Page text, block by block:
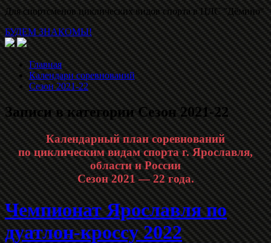
Для спортсменов циклических видов спорта в ЦЛС "Дёмино"
БУДЕМ ЗНАКОМЫ!
Главная
Календари соревнований
Сезон 2021-22
Записи в категорииСезон 2021-22
Календарный план соревнований
по циклическим видам спорта г. Ярославля,
области и России
Сезон 2021 — 22 года.
Чемпионат Ярославля по
дуатлон-кроссу 2022